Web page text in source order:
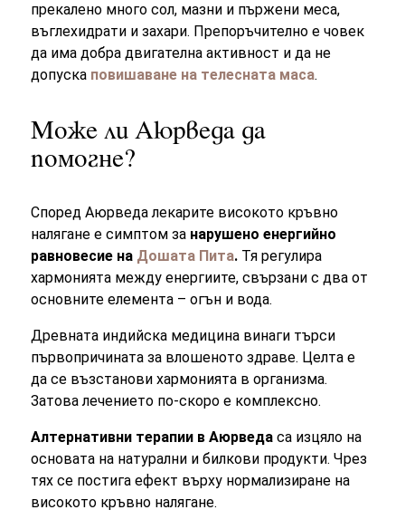
прекалено много сол, мазни и пържени меса,
въглехидрати и захари. Препоръчително е човек
да има добра двигателна активност и да не
допуска повишаване на телесната маса.
Може ли Аюрведа да
помогне?
Според Аюрведа лекарите високото кръвно
налягане е симптом за нарушено енергийно
равновесие на Дошата Пита. Тя регулира
хармонията между енергиите, свързани с два от
основните елемента – огън и вода.
Древната индийска медицина винаги търси
първопричината за влошеното здраве. Целта е
да се възстанови хармонията в организма.
Затова лечението по-скоро е комплексно.
Алтернативни терапии в Аюрведаса изцяло на
основата на натурални и билкови продукти. Чрез
тях се постига ефект върху нормализиране на
високото кръвно налягане.